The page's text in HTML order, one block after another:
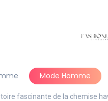
Mode Homme
fascinante de la chemise